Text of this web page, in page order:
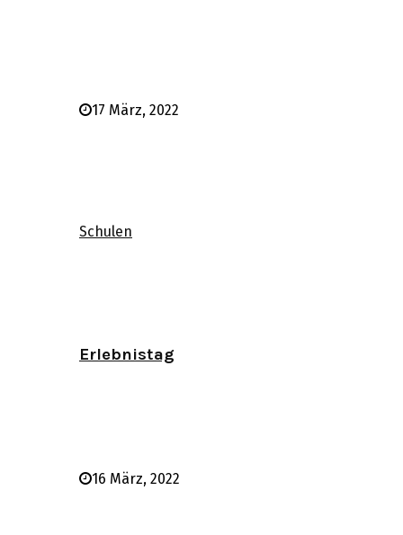
17 März, 2022
Schulen
Erlebnistag
16 März, 2022